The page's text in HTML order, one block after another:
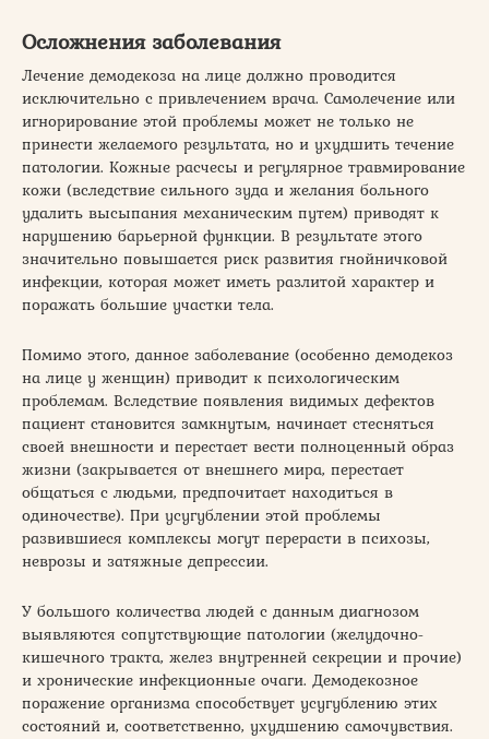
Осложнения заболевания
Лечение демодекоза на лице должно проводится
исключительно с привлечением врача. Самолечение или
игнорирование этой проблемы может не только не
принести желаемого результата, но и ухудшить течение
патологии. Кожные расчесы и регулярное травмирование
кожи (вследствие сильного зуда и желания больного
удалить высыпания механическим путем) приводят к
нарушению барьерной функции. В результате этого
значительно повышается риск развития гнойничковой
инфекции, которая может иметь разлитой характер и
поражать большие участки тела.
Помимо этого, данное заболевание (особенно демодекоз
на лице у женщин) приводит к психологическим
проблемам. Вследствие появления видимых дефектов
пациент становится замкнутым, начинает стесняться
своей внешности и перестает вести полноценный образ
жизни (закрывается от внешнего мира, перестает
общаться с людьми, предпочитает находиться в
одиночестве). При усугублении этой проблемы
развившиеся комплексы могут перерасти в психозы,
неврозы и затяжные депрессии.
У большого количества людей с данным диагнозом
выявляются сопутствующие патологии (желудочно-
кишечного тракта, желез внутренней секреции и прочие)
и хронические инфекционные очаги. Демодекозное
поражение организма способствует усугублению этих
состояний и, соответственно, ухудшению самочувствия.